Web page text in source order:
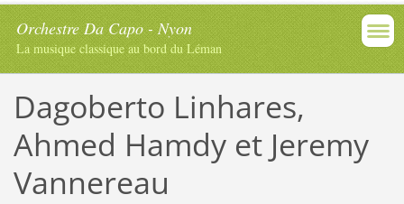
Orchestre Da Capo - Nyon
La musique classique au bord du Léman
Dagoberto Linhares,
Ahmed Hamdy et Jeremy
Vannereau